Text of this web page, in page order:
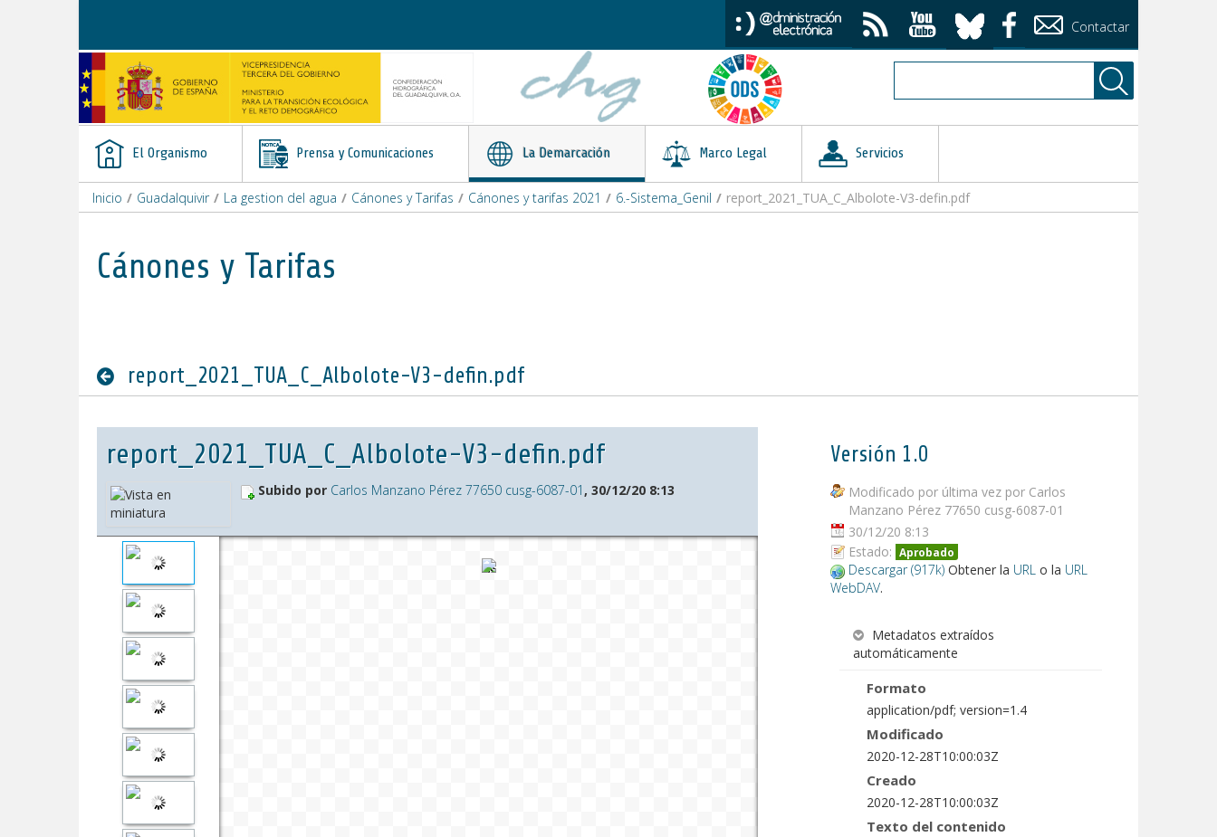
Contactar
El Organismo Prensa y Comunicaciones La Demarcación Marco Legal Servicios
Inicio / Guadalquivir / La gestion del agua / Cánones y Tarifas / Cánones y tarifas 2021 / 6.-Sistema_Genil / report_2021_TUA_C_Albolote-V3-defin.pdf
Cánones y Tarifas
report_2021_TUA_C_Albolote-V3-defin.pdf
report_2021_TUA_C_Albolote-V3-defin.pdf
Subido por Carlos Manzano Pérez 77650 cusg-6087-01 , 30/12/20 8:13
Versión 1.0
Modificado por última vez por Carlos
Manzano Pérez 77650 cusg-6087-01
30/12/20 8:13
Estado: Aprobado
Descargar (917k) Obtener la URLo la URL
WebDAV.
Metadatos extraídos
automáticamente
Formato
application/pdf; version=1.4
Modificado
2020-12-28T10:00:03Z
Creado
2020-12-28T10:00:03Z
Texto del contenido